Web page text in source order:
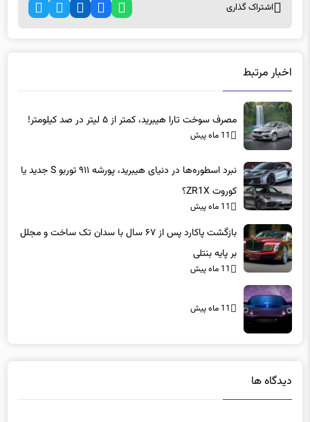
اشتراک گذاری
اخبار مرتبط
مصرف سوخت تارا هیبرید، کمتر از ۵ لیتر در صد کیلومتر!
11 ماه پیش
نبرد اسطوره‌ها در دنیای هیبرید، پورشه ۹۱۱ توربو S جدید یا
کوروت ZR1X؟
11 ماه پیش
بازگشت پاکارد پس از ۶۷ سال با سدان تک ساخت و مجلل
بر پایه بنتلی
11 ماه پیش
11 ماه پیش
دیدگاه ها